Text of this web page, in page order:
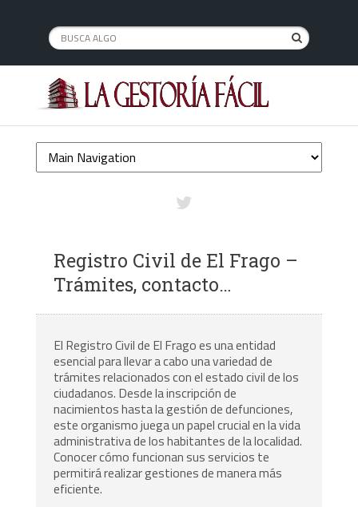
Registro Civil de El Frago –
Trámites, contacto…
El Registro Civil de El Frago es una entidad
esencial para llevar a cabo una variedad de
trámites relacionados con el estado civil de los
ciudadanos. Desde la inscripción de
nacimientos hasta la gestión de defunciones,
este organismo juega un papel crucial en la vida
administrativa de los habitantes de la localidad.
Conocer cómo funcionan sus servicios te
permitirá realizar gestiones de manera más
eficiente.